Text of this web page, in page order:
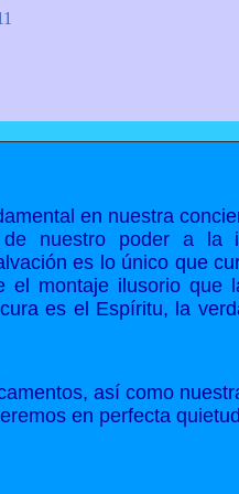
en nuestra
nuestro poder a la
es lo único que
el montaje ilusorio que
es el Espíritu, la
así como
en perfecta